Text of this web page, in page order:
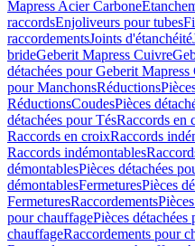
Mapress Acier Carbone
raccordsEnjoliveurs pour tubes
raccordementsJoints d'étanchéité
brideGeberit Mapress Cuivre
détachées pour Geberit
pour ManchonsRéductions
RéductionsCoudesPièces
détachées pour TésRaccords en
Raccords en croixRaccords
Raccords indémontables
démontablesPièces détachées
démontablesFermeturesPièces
FermeturesRaccordements
pour chauffagePièces
chauffageRaccordements pour